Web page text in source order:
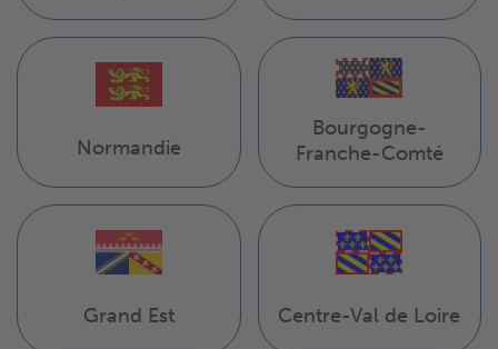
Normandie
Bourgogne-
Franche-Comté
Grand Est Centre-Val de Loire